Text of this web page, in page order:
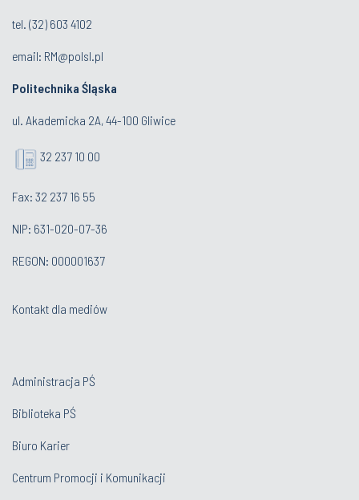
tel. (32) 603 4102
email: RM@polsl.pl
Politechnika Śląska
ul. Akademicka 2A, 44-100 Gliwice
32 237 10 00
Fax: 32 237 16 55
NIP: 631-020-07-36
REGON: 000001637
Kontakt dla mediów
Administracja PŚ
Biblioteka PŚ
Biuro Karier
Centrum Promocji i Komunikacji